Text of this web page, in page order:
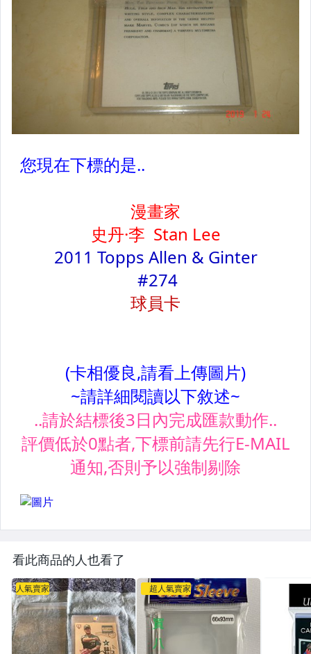
看此商品的人也看了
人氣賣家 超人氣賣家